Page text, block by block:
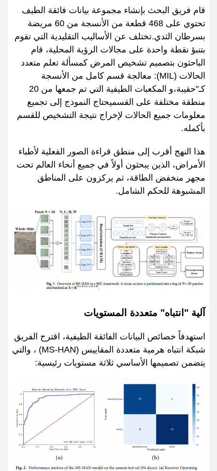
قام فريق البحث بإنشاء مجموعة بيانات فائقة الطيف
تحتوي على 468 قطعة من الأنسجة من 60 مريضة
بسرطان الثدي.تختلف عن الأساليب التقليدية التي تقوم
بتنبؤ نقطة واحدة على مجالات الرؤية المحلية، قام
الباحثون بتصميم تشخيص المرض كمسألة تعلم متعدد
الحالات (MIL): معالجة قسم كامل من الأنسجة
كـ"حقيبة،و المكعبات الطيفية التي تم جمعها من 20
منطقة مختلفة على القسميحتاج النموذج إلى تجميع
معلومات جميع الحالات لإخراج نتيجة التشخيص للقسم
بأكمله.
هذا النهج أقرب إلى منطق قراءة الصور الفعلية لأطباء
الأمراض، الذين يبحثون أولاً في جميع أنحاء العالم تحت
مجهر منخفض الطاقة، ثم يركزون على المناطق
المشبوهة للحكم الشامل.
آلية "انتباه" متعددة المستويات
استهدفاً خصائص البيانات الفائقة الطيفية، اقترح الفريق
شبكة انتباه هرمية متعددة المقاييس (MS-HAN) ، والتي
يتضمن تصميمها الأساسي ثلاثة مستويات رئيسية: